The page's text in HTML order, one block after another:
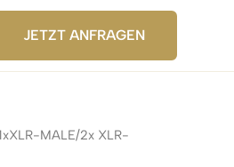
JETZT ANFRAGEN
MALE/2x XLR-